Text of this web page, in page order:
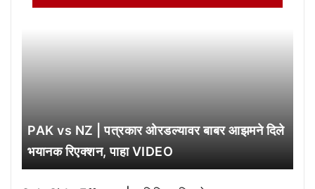
PAK vs NZ | पत्रकार ओरडल्यावर बाबर आझमने दिले
भयानक रिएक्शन, पाहा VIDEO